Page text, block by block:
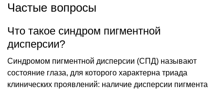
Частые вопросы
Что такое синдром пигментной
дисперсии?
Синдромом пигментной дисперсии (СПД) называют
состояние глаза, для которого характерна триада
клинических проявлений: наличие дисперсии пигмента